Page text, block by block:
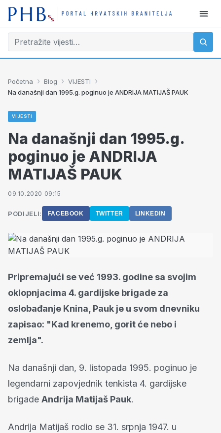
Početna › Blog › VIJESTI ›
Na današnji dan 1995.g. poginuo je ANDRIJA MATIJAŠ PAUK
VIJESTI
Na današnji dan 1995.g.
poginuo je ANDRIJA
MATIJAŠ PAUK
09.10.2020 09:15
PODIJELI: FACEBOOK TWITTER LINKEDIN
Pripremajući se već 1993. godine sa svojim
oklopnjacima 4. gardijske brigade za
oslobađanje Knina, Pauk je u svom dnevniku
zapisao: "Kad krenemo, gorit će nebo i
zemlja".
Na današnji dan, 9. listopada 1995. poginuo je
legendarni zapovjednik tenkista 4. gardijske
brigade Andrija Matijaš Pauk.
Andrija Matijaš rodio se 31. srpnja 1947. u